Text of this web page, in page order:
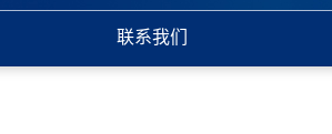
联系我们